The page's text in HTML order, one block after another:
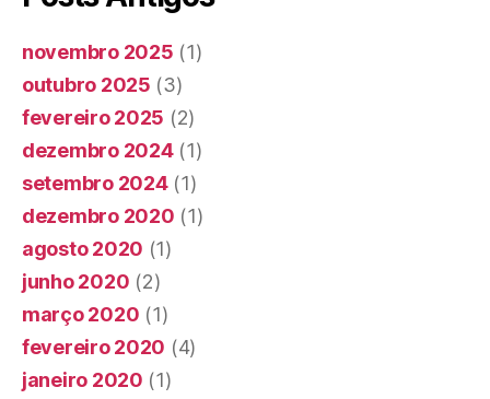
novembro 2025 (1)
outubro 2025 (3)
fevereiro 2025 (2)
dezembro 2024(1)
setembro 2024(1)
dezembro 2020 (1)
agosto 2020 (1)
junho 2020 (2)
março 2020 (1)
fevereiro 2020 (4)
janeiro 2020 (1)